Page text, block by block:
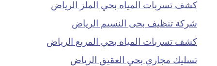
كشف تسربات المياه بحي الملز الرياض
شركة تنظيف بحى النسيم الرياض
كشف تسربات المياه بحي المربع الرياض
تسليك مجاري بحي العقيق الرياض